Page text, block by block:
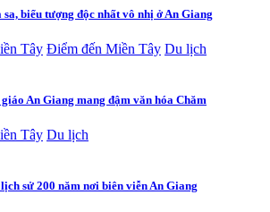
biểu tượng độc nhất vô nhị ở An Giang
Tây Điểm đến Miền Tây Du lịch
An Giang mang đậm văn hóa Chăm
Tây Du lịch
sử 200 năm nơi biên viễn An Giang